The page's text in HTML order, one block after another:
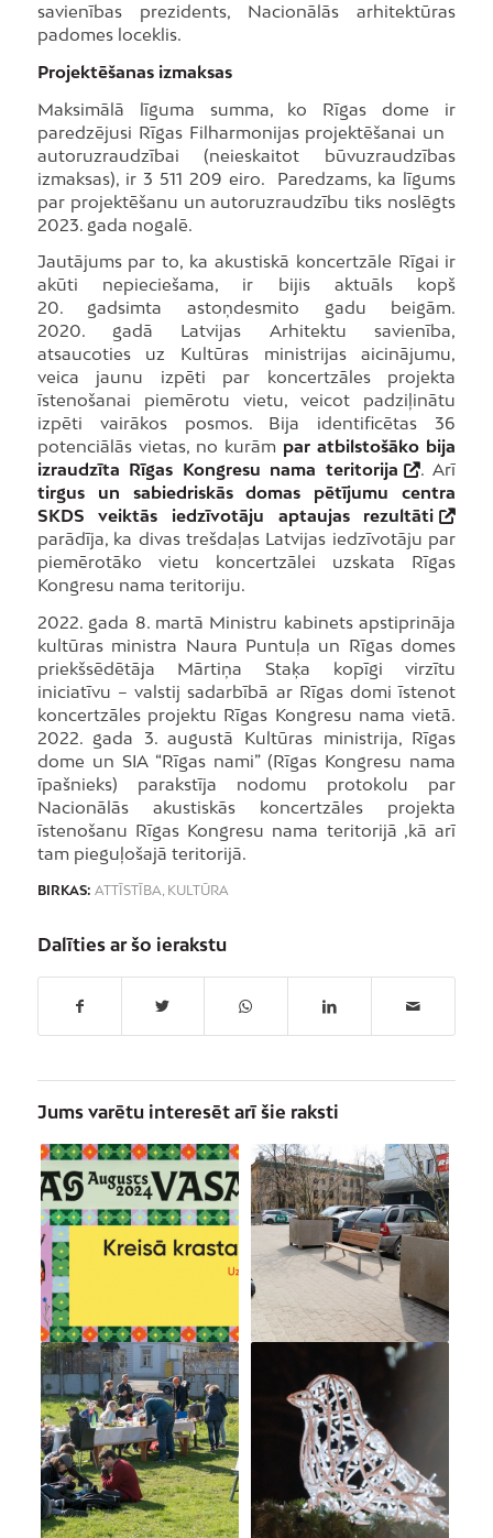
savienības prezidents, Nacionālās arhitektūras
padomes loceklis.
Projektēšanas izmaksas
Maksimālā līguma summa, ko Rīgas dome ir
paredzējusi Rīgas Filharmonijas projektēšanai un
autoruzraudzībai (neieskaitot būvuzraudzības
izmaksas), ir 3 511 209 eiro. Paredzams, ka līgums
par projektēšanu un autoruzraudzību tiks noslēgts
2023. gada nogalē.
Jautājums par to, ka akustiskā koncertzāle Rīgai ir
akūti nepieciešama, ir bijis aktuāls kopš
20. gadsimta astoņdesmito gadu beigām.
2020. gadā Latvijas Arhitektu savienība,
atsaucoties uz Kultūras ministrijas aicinājumu,
veica jaunu izpēti par koncertzāles projekta
īstenošanai piemērotu vietu, veicot padziļinātu
izpēti vairākos posmos. Bija identificētas 36
potenciālās vietas, no kurām par atbilstošāko bija
izraudzīta Rīgas Kongresu nama teritorija
. Arī
tirgus un sabiedriskās domas pētījumu centra
SKDS veiktās iedzīvotāju aptaujas rezultāti
parādīja, ka divas trešdaļas Latvijas iedzīvotāju par
piemērotāko vietu koncertzālei uzskata Rīgas
Kongresu nama teritoriju.
2022. gada 8. martā Ministru kabinets apstiprināja
kultūras ministra Naura Puntuļa un Rīgas domes
priekšsēdētāja Mārtiņa Staķa kopīgi virzītu
iniciatīvu – valstij sadarbībā ar Rīgas domi īstenot
koncertzāles projektu Rīgas Kongresu nama vietā.
2022. gada 3. augustā Kultūras ministrija, Rīgas
dome un SIA “Rīgas nami” (Rīgas Kongresu nama
īpašnieks) parakstīja nodomu protokolu par
Nacionālās akustiskās koncertzāles projekta
īstenošanu Rīgas Kongresu nama teritorijā ,kā arī
tam pieguļošajā teritorijā.
BIRKAS: ATTĪSTĪBA, KULTŪRA
Dalīties ar šo ierakstu
Jums varētu interesēt arī šie raksti